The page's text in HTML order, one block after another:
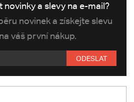
novinky a slevy na e-mail?
novinek a získejte slevu
váš první nákup.
ODESLAT